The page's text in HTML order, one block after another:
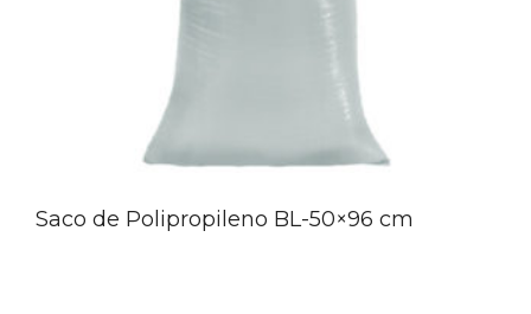
Saco de Polipropileno BL-50×96 cm